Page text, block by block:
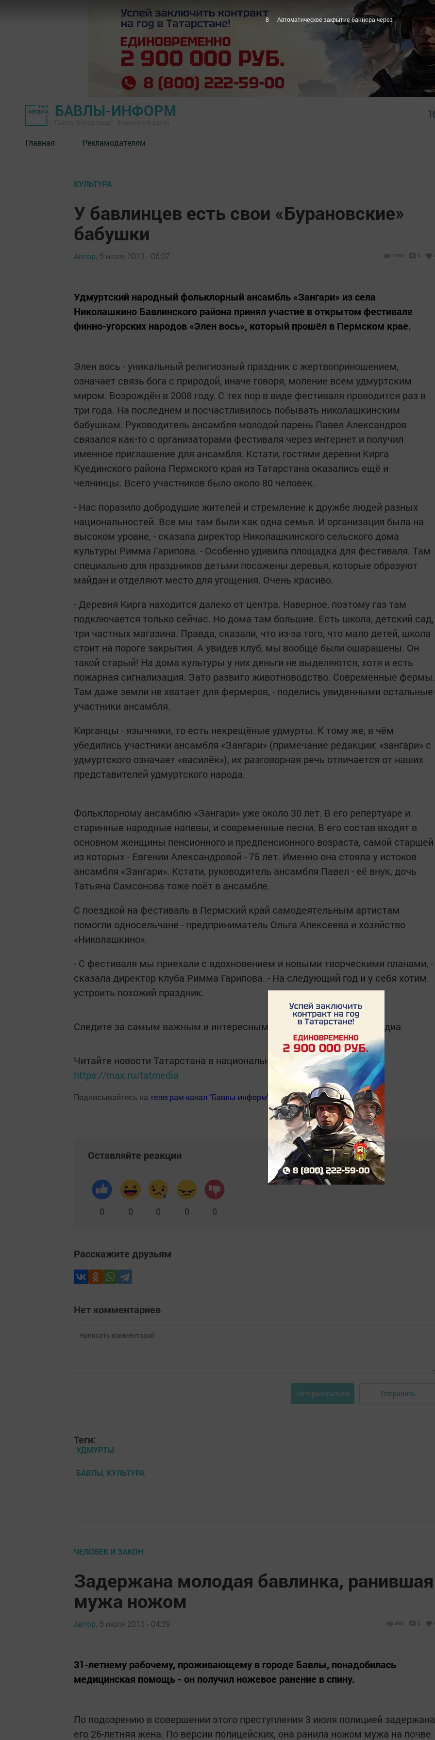
БАВЛЫ-ИНФОРМ
Главная Рекламодателям
КУЛЬТУРА
У бавлинцев есть свои «Бурановские»
бабушки
Автор, 5 июля 2013 - 06:07 1036 0
Удмуртский народный фольклорный ансамбль «Зангари» из села
Николашкино Бавлинского района принял участие в открытом фестивале
финно-угорских народов «Элен вось», который прошёл в Пермском крае.
Элен вось - уникальный религиозный праздник с жертвоприношением,
означает связь бога с природой, иначе говоря, моление всем удмуртским
миром. Возрождён в 2008 году. С тех пор в виде фестиваля проводится раз в
три года. На последнем и посчастливилось побывать николашкинским
бабушкам. Руководитель ансамбля молодой парень Павел Александров
связался как-то с организаторами фестиваля через интернет и получил
именное приглашение для ансамбля. Кстати, гостями деревни Кирга
Куединского района Пермского края из Татарстана оказались ещё и
челнинцы. Всего участников было около 80 человек.
- Нас поразило добродушие жителей и стремление к дружбе людей разных
национальностей. Все мы там были как одна семья. И организация была на
высоком уровне, - сказала директор Николашкинского сельского дома
культуры Римма Гарипова. - Особенно удивила площадка для фестиваля. Там
специально для праздников детьми посажены деревья, которые образуют
майдан и отделяют место для угощения. Очень красиво.
- Деревня Кирга находится далеко от центра. Наверное, поэтому газ там
подключается только сейчас. Но дома там большие. Есть школа, детский сад,
три частных магазина. Правда, сказали, что из-за того, что мало детей, школа
стоит на пороге закрытия. А увидев клуб, мы вообще были ошарашены. Он
такой старый! На дома культуры у них деньги не выделяются, хотя и есть
пожарная сигнализация. Зато развито животноводство. Современные фермы.
Там даже земли не хватает для фермеров, - поделись увиденными остальные
участники ансамбля.
Кирганцы - язычники, то есть некрещёные удмурты. К тому же, в чём
убедились участники ансамбля «Зангари» (примечание редакции: «зангари» с
удмуртского означает «василёк»), их разговорная речь отличается от наших
представителей удмуртского народа.
Фольклорному ансамблю «Зангари» уже около 30 лет. В его репертуаре и
старинные народные напевы, и современные песни. В его состав входят в
основном женщины пенсионного и предпенсионного возраста, самой старшей
из которых - Евгении Александровой - 75 лет. Именно она стояла у истоков
ансамбля «Зангари». Кстати, руководитель ансамбля Павел - её внук, дочь
Татьяна Самсонова тоже поёт в ансамбле.
С поездкой на фестиваль в Пермский край самодеятельным артистам
помогли односельчане - предприниматель Ольга Алексеева и хозяйство
«Николашкино».
- С фестиваля мы приехали с вдохновением и новыми творческими планами, -
сказала директор клуба Римма Гарипова. - На следующий год и у себя хотим
устроить похожий праздник.
Следите за самым важным и интересным в Telegram-канале Татмедиа
Читайте новости Татарстана в национальном мессенджере MАХ:
https://max.ru/tatmedia
Подписывайтесь на телеграм-канал "Бавлы-информ"
Оставляйте реакции
0 0 0 0 0
Расскажите друзьям
Нет комментариев
Авторизоваться Отправить
Теги:
УДМУРТЫ
БАВЛЫ, КУЛЬТУРА
ЧЕЛОВЕК И ЗАКОН
Задержана молодая бавлинка, ранившая
мужа ножом
Автор, 5 июля 2013 - 04:39 896 0
31-летнему рабочему, проживающему в городе Бавлы, понадобилась
медицинская помощь - он получил ножевое ранение в спину.
По подозрению в совершении этого преступления 3 июля полицией задержана
его 26-летняя жена. По версии полицейских, она ранила ножом мужа на почве
7 Автоматическое закрытие баннера через